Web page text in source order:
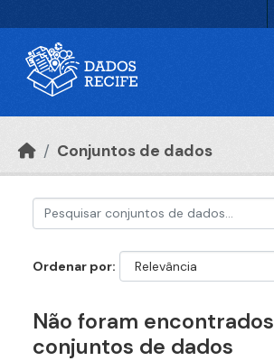
Conjuntos de dados
Ordenar por
Não foram encontrados
conjuntos de dados